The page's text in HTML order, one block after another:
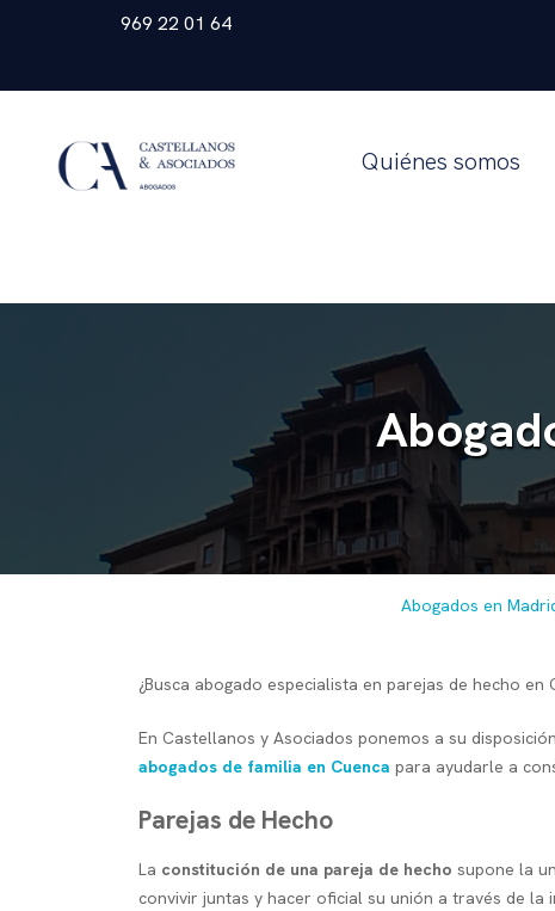
969 22 01 64
Quiénes somos
Abogados en
¿Busca abogado especialista en parejas de hecho en
En Castellanos y Asociados ponemos a su
abogados de familia en Cuenca para ayudarle a
Parejas de Hecho
La constitución de una pareja de hecho supone la
convivir juntas y hacer oficial su unión a través de la